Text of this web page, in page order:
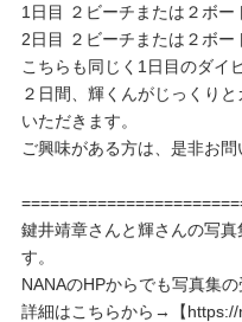
1日目 ２ビーチまたは２ボー
2日目 ２ビーチまたは２ボー
こちらも同じく1日目のダイ
２日間、輝くんがじっくり
いただきます。
ご興味がある方は、是非お問
鍵井靖章さんと輝さんの写
す。
NANAのHPからでも写真集
詳細はこちらから→【https://